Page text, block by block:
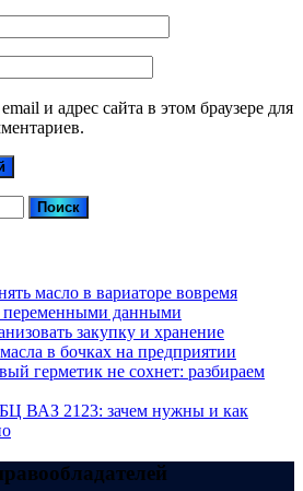
и адрес сайта в этом браузере для
масло в вариаторе вовремя
данными
закупку и хранение
в бочках на предприятии
герметик не сохнет: разбираем
ВАЗ 2123: зачем нужны и как